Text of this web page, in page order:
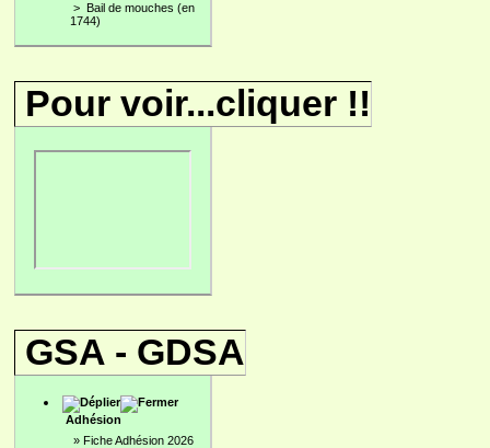
> Bail de mouches (en
1744)
Pour voir...cliquer !!
GSA - GDSA
Adhésion
» Fiche Adhésion 2026